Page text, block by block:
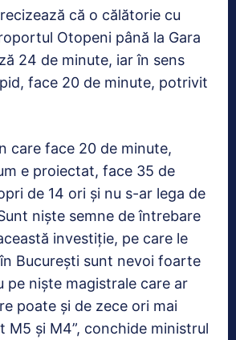
că o călătorie cu
Otopeni până la Gara
24 de minute, iar în sens
face 20 de minute, potrivit
care face 20 de minute,
e proiectat, face 35 de
de 14 ori și nu s-ar lega de
niște semne de întrebare
investiție, pe care le
București sunt nevoi foarte
pe niște magistrale care ar
poate și de zece ori mai
M5 și M4”, conchide ministrul